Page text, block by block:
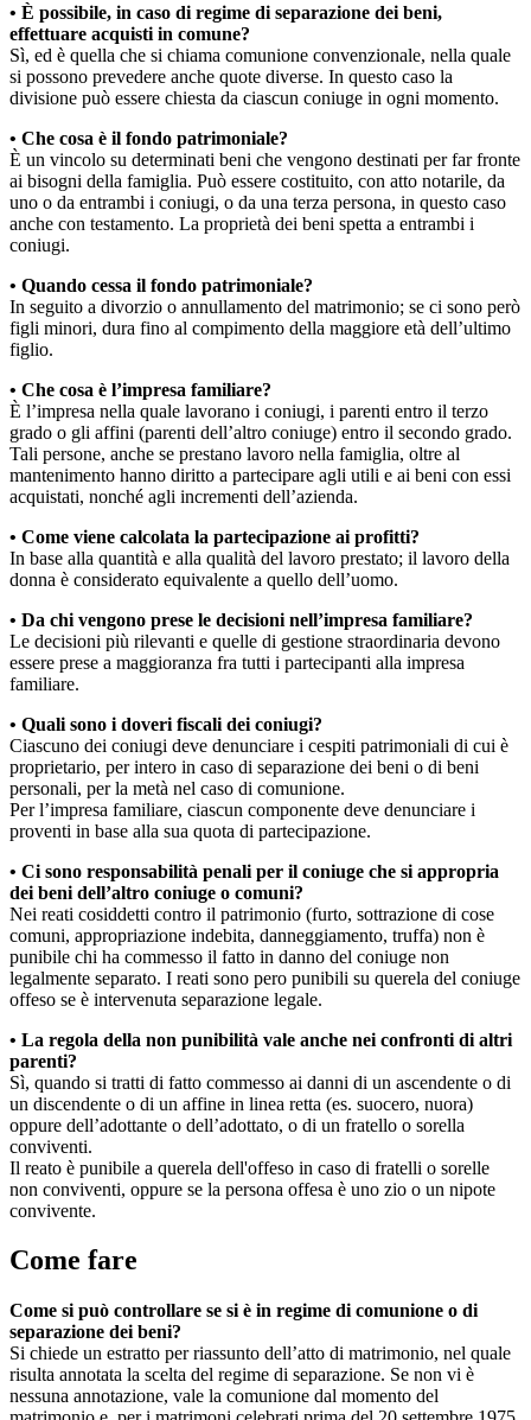
• È possibile, in caso di regime di separazione dei beni,
effettuare acquisti in comune?
Sì, ed è quella che si chiama comunione convenzionale, nella quale
si possono prevedere anche quote diverse. In questo caso la
divisione può essere chiesta da ciascun coniuge in ogni momento.
• Che cosa è il fondo patrimoniale?
È un vincolo su determinati beni che vengono destinati per far fronte
ai bisogni della famiglia. Può essere costituito, con atto notarile, da
uno o da entrambi i coniugi, o da una terza persona, in questo caso
anche con testamento. La proprietà dei beni spetta a entrambi i
coniugi.
• Quando cessa il fondo patrimoniale?
In seguito a divorzio o annullamento del matrimonio; se ci sono però
figli minori, dura fino al compimento della maggiore età dell’ultimo
figlio.
• Che cosa è l’impresa familiare?
È l’impresa nella quale lavorano i coniugi, i parenti entro il terzo
grado o gli affini (parenti dell’altro coniuge) entro il secondo grado.
Tali persone, anche se prestano lavoro nella famiglia, oltre al
mantenimento hanno diritto a partecipare agli utili e ai beni con essi
acquistati, nonché agli incrementi dell’azienda.
• Come viene calcolata la partecipazione ai profitti?
In base alla quantità e alla qualità del lavoro prestato; il lavoro della
donna è considerato equivalente a quello dell’uomo.
• Da chi vengono prese le decisioni nell’impresa familiare?
Le decisioni più rilevanti e quelle di gestione straordinaria devono
essere prese a maggioranza fra tutti i partecipanti alla impresa
familiare.
• Quali sono i doveri fiscali dei coniugi?
Ciascuno dei coniugi deve denunciare i cespiti patrimoniali di cui è
proprietario, per intero in caso di separazione dei beni o di beni
personali, per la metà nel caso di comunione.
Per l’impresa familiare, ciascun componente deve denunciare i
proventi in base alla sua quota di partecipazione.
• Ci sono responsabilità penali per il coniuge che si appropria
dei beni dell’altro coniuge o comuni?
Nei reati cosiddetti contro il patrimonio (furto, sottrazione di cose
comuni, appropriazione indebita, danneggiamento, truffa) non è
punibile chi ha commesso il fatto in danno del coniuge non
legalmente separato. I reati sono pero punibili su querela del coniuge
offeso se è intervenuta separazione legale.
• La regola della non punibilità vale anche nei confronti di altri
parenti?
Sì, quando si tratti di fatto commesso ai danni di un ascendente o di
un discendente o di un affine in linea retta (es. suocero, nuora)
oppure dell’adottante o dell’adottato, o di un fratello o sorella
conviventi.
Il reato è punibile a querela dell'offeso in caso di fratelli o sorelle
non conviventi, oppure se la persona offesa è uno zio o un nipote
convivente.
Come fare
Come si può controllare se si è in regime di comunione o di
separazione dei beni?
Si chiede un estratto per riassunto dell’atto di matrimonio, nel quale
risulta annotata la scelta del regime di separazione. Se non vi è
nessuna annotazione, vale la comunione dal momento del